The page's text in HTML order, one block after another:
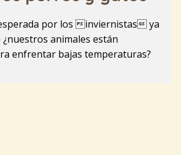
por los inviernistas ya
animales están
enfrentar bajas temperaturas?